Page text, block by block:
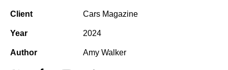
Client Cars Magazine
Year 2024
Author Amy Walker